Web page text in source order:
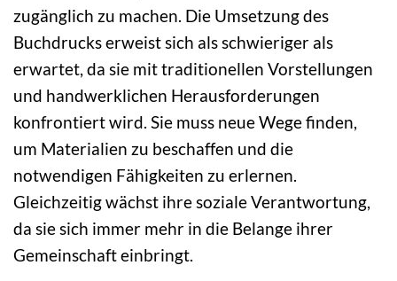
zugänglich zu machen. Die Umsetzung des
Buchdrucks erweist sich als schwieriger als
erwartet, da sie mit traditionellen Vorstellungen
und handwerklichen Herausforderungen
konfrontiert wird. Sie muss neue Wege finden,
um Materialien zu beschaffen und die
notwendigen Fähigkeiten zu erlernen.
Gleichzeitig wächst ihre soziale Verantwortung,
da sie sich immer mehr in die Belange ihrer
Gemeinschaft einbringt.